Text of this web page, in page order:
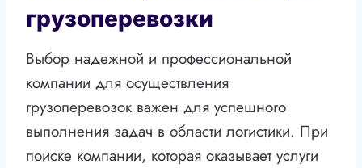
грузоперевозки
Выбор надежной и профессиональной
компании для осуществления
грузоперевозок важен для успешного
выполнения задач в области логистики. При
поиске компании, которая оказывает услуги